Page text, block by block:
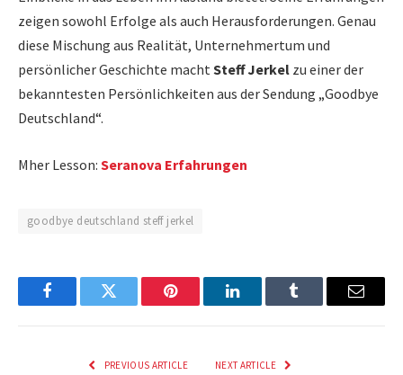
zeigen sowohl Erfolge als auch Herausforderungen. Genau
diese Mischung aus Realität, Unternehmertum und
persönlicher Geschichte macht Steff Jerkel zu einer der
bekanntesten Persönlichkeiten aus der Sendung „Goodbye
Deutschland“.
Mher Lesson: Seranova Erfahrungen
goodbye deutschland steff jerkel
FacebookTwitter Pinterest LinkedInTumblr Email
PREVIOUS ARTICLE NEXT ARTICLE